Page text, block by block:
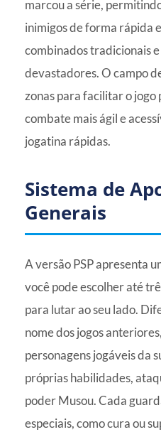
marcou a série,
inimigos de forma rápida
combinados tradicionais
devastadores. O campo
zonas para facilitar o
combate mais ágil e
jogatina rápidas.
Sistema de
Generais
A versão PSP apresenta
você pode escolher até
para lutar ao seu lado.
nome dos jogos
personagens jogáveis da
próprias habilidades,
poder Musou. Cada
especiais, como cura ou